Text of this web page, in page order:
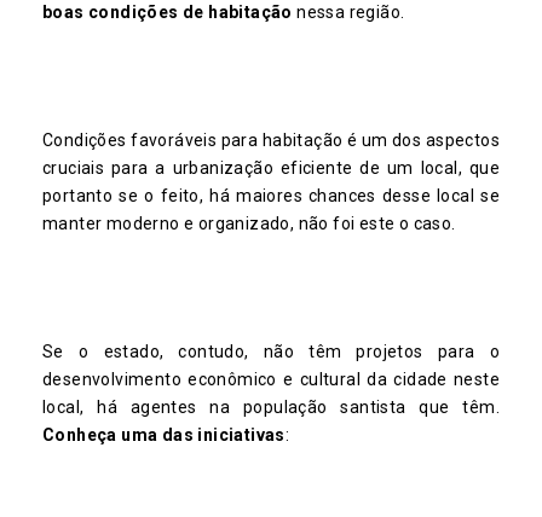
boas condições de habitação nessa região.
Condições favoráveis para habitação é um dos aspectos
cruciais para a urbanização eficiente de um local, que
portanto se o feito, há maiores chances desse local se
manter moderno e organizado, não foi este o caso.
Se o estado, contudo, não têm projetos para o
desenvolvimento econômico e cultural da cidade neste
local, há agentes na população santista que têm.
Conheça uma das iniciativas: